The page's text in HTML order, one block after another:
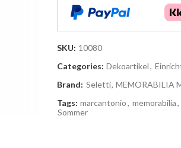
SKU: 10080
Categories: Dekoartikel,
Brand: Seletti, MEMORABILIA
Tags: marcantonio, memorabilia,
Sommer